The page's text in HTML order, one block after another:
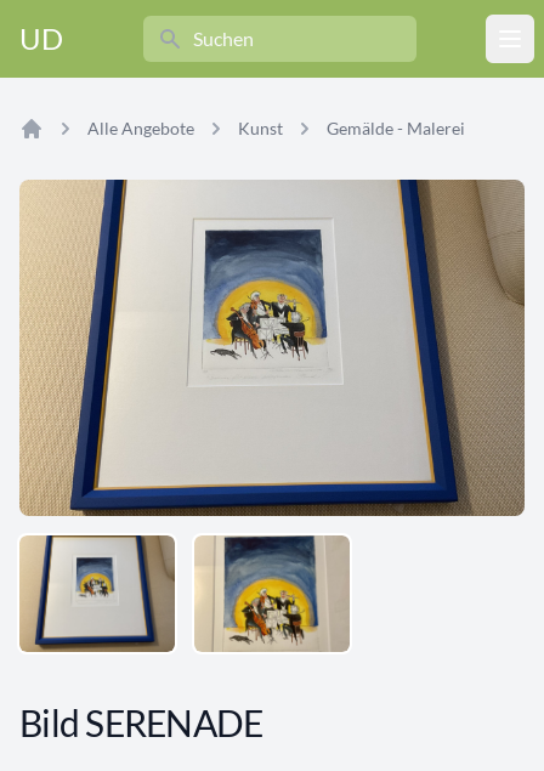
UD
Search
Alle Angebote Kunst Gemälde - Malerei
Bild SERENADE